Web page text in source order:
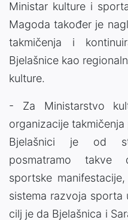
Ministar kulture i
Magoda također je
takmičenja i
Bjelašnice kao
kulture.
- Za Ministarstvo
organizacije
Bjelašnici je od
posmatramo takve
sportske
sistema razvoja sporta
cilj je da Bjelašnica i